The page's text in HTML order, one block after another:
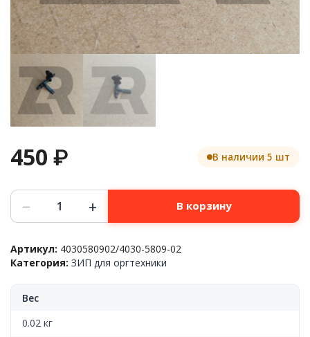
450 ₽ В наличии 5 шт
Количество
товара
Актуатор
выхода
бумаги
Minolta™
200/222/282/362/Di2010/Di2010,
− + В корзину
Артикул: 4030580902/4030-5809-02
Категория: ЗИП для оргтехники
Вес
0.02 кг